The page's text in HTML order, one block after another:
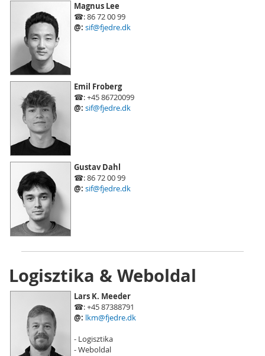
Magnus Lee
☎: 86 72 00 99
@: sif@fjedre.dk
Emil Froberg
☎: +45 86720099
@: sif@fjedre.dk
Gustav Dahl
☎: 86 72 00 99
@: sif@fjedre.dk
Logisztika & Weboldal
Lars K. Meeder
☎: +45 87388791
@: lkm@fjedre.dk
- Logisztika
- Weboldal